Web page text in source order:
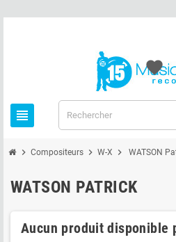
view_headline
favorite
chevron_right Compositeurs chevron_right W-X chevron_right WATSON
WATSON PATRICK
Aucun produit disponible